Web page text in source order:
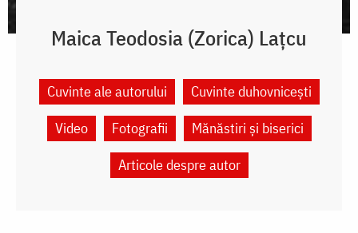
Maica Teodosia (Zorica) Lațcu
Cuvinte ale autorului
Cuvinte duhovnicești
Video
Fotografii
Mănăstiri și biserici
Articole despre autor